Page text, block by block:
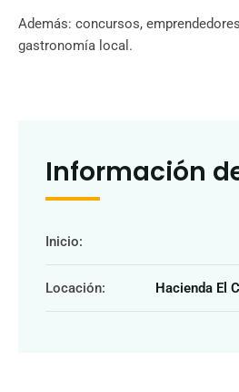
Además: concursos,
gastronomía local.
Información
Inicio:
Locación: Hacienda El